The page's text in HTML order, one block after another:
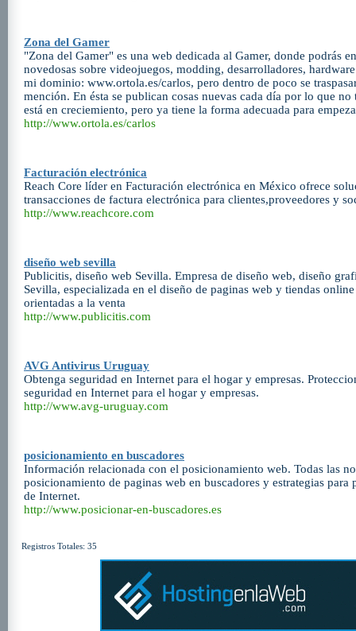
Zona del Gamer
"Zona del Gamer" es una web dedicada al Gamer, donde podrás
novedosas sobre videojuegos, modding, desarrolladores,
mi dominio: www.ortola.es/carlos, pero dentro de poco se
mención. En ésta se publican cosas nuevas cada día por lo que
está en creciemiento, pero ya tiene la forma adecuada para
http://www.ortola.es/carlos
Facturación electrónica
Reach Core líder en Facturación electrónica en México ofrece
transacciones de factura electrónica para clientes,proveedores y
http://www.reachcore.com
diseño web sevilla
Publicitis, diseño web Sevilla. Empresa de diseño web, diseño
Sevilla, especializada en el diseño de paginas web y tiendas
orientadas a la venta
http://www.publicitis.com
AVG Antivirus Uruguay
Obtenga seguridad en Internet para el hogar y empresas.
seguridad en Internet para el hogar y empresas.
http://www.avg-uruguay.com
posicionamiento en buscadores
Información relacionada con el posicionamiento web. Todas las
posicionamiento de paginas web en buscadores y estrategias para
de Internet.
http://www.posicionar-en-buscadores.es
Registros Totales: 35